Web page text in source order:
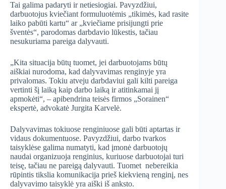
Tai galima padaryti ir netiesiogiai. Pavyzdžiui,
darbuotojus kviečiant formuluotėmis „tikimės, kad rasite
laiko pabūti kartu“ ar „kviečiame prisijungti prie
šventės“, parodomas darbdavio lūkestis, tačiau
nesukuriama pareiga dalyvauti.
„Kita situacija būtų tuomet, jei darbuotojams būtų
aiškiai nurodoma, kad dalyvavimas renginyje yra
privalomas. Tokiu atveju darbdaviui gali kilti pareiga
vertinti šį laiką kaip darbo laiką ir atitinkamai jį
apmokėti“, – apibendrina teisės firmos „Sorainen“
ekspertė, advokatė Jurgita Karvelė.
Dalyvavimas tokiuose renginiuose gali būti aptartas ir
vidaus dokumentuose. Pavyzdžiui, darbo tvarkos
taisyklėse galima numatyti, kad įmonė darbuotojų
naudai organizuoja renginius, kuriuose darbuotojai turi
teisę, tačiau ne pareigą dalyvauti. Tuomet nebereikia
rūpintis tikslia komunikacija prieš kiekvieną renginį, nes
dalyvavimo taisyklė yra aiški iš anksto.